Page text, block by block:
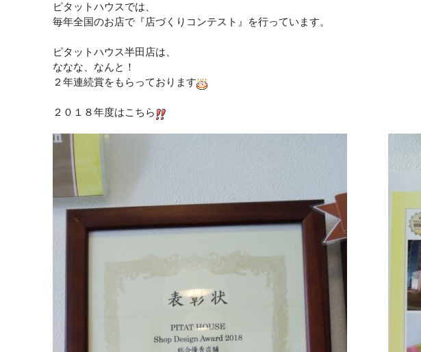
ピタットハウスでは、
毎年全国のお店で『店づくりコンテスト』を行っています。
ピタットハウス半田店は、
ななな、なんと！
２年連続賞をもらっております
２０１８年度はこちら